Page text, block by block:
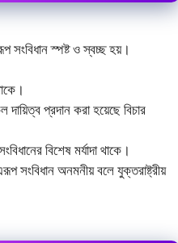
সংবিধান স্পষ্ট ও স্বচ্ছ হয়।
দায়িত্ব প্রদান করা হয়েছে বিচার
বিশেষ মর্যাদা থাকে।
সংবিধান অনমনীয় বলে যুক্তরাষ্ট্রীয়